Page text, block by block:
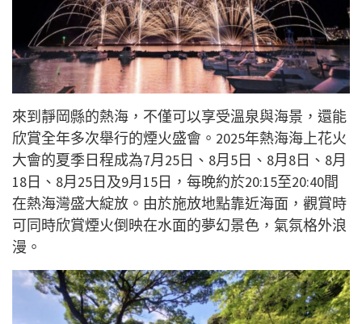
來到靜岡縣的熱海，不僅可以享受溫泉與海景，還能
欣賞全年多次舉行的煙火盛會。2025年熱海海上花火
大會的夏季日程成為7月25日、8月5日、8月8日、8月
18日、8月25日及9月15日，每晚約於20:15至20:40間
在熱海灣盛大綻放。由於施放地點靠近海面，觀賞時
可同時欣賞煙火倒映在水面的夢幻景色，氣氛格外浪
漫。